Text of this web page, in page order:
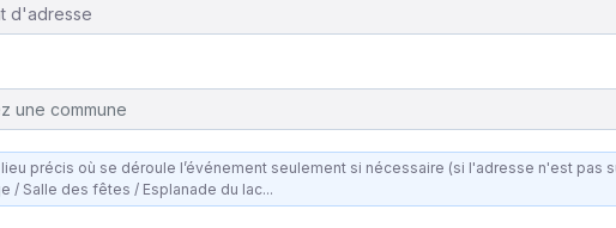
une commune
précis où se déroule l’événement seulement si nécessaire (si l'adresse n'est pas suffisante). Ex : Espace
/ Salle des fêtes / Esplanade du lac...